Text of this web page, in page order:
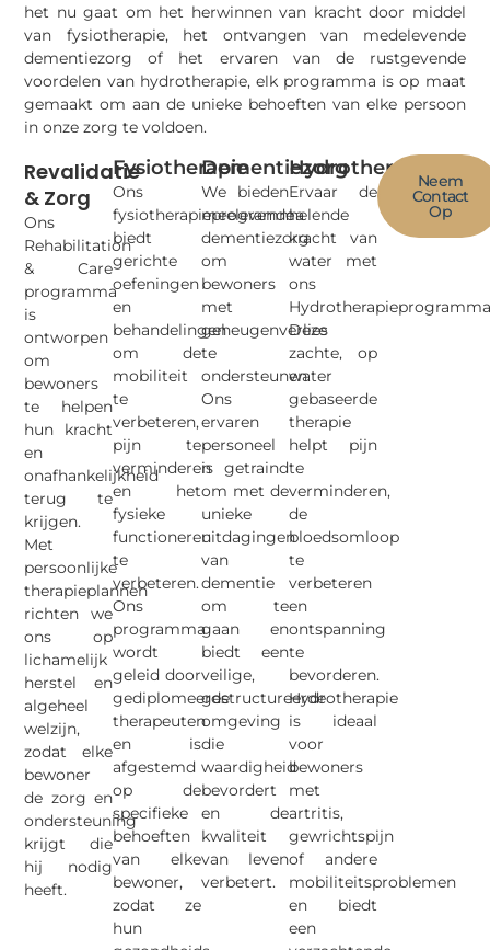
het nu gaat om het herwinnen van kracht door middel
van fysiotherapie, het ontvangen van medelevende
dementiezorg of het ervaren van de rustgevende
voordelen van hydrotherapie, elk programma is op maat
gemaakt om aan de unieke behoeften van elke persoon
in onze zorg te voldoen.
Revalidatie
& Zorg
Ons
Rehabilitation
& Care
programma
is
ontworpen
om
bewoners
te helpen
hun kracht
en
onafhankelijkheid
terug te
krijgen.
Met
persoonlijke
therapieplannen
richten we
ons op
lichamelijk
herstel en
algeheel
welzijn,
zodat elke
bewoner
de zorg en
ondersteuning
krijgt die
hij nodig
heeft.
Fysiotherapie
Ons
fysiotherapieprogramma
biedt
gerichte
oefeningen
en
behandelingen
om de
mobiliteit
te
verbeteren,
pijn te
verminderen
en het
fysieke
functioneren
te
verbeteren.
Ons
programma
wordt
geleid door
gediplomeerde
therapeuten
en is
afgestemd
op de
specifieke
behoeften
van elke
bewoner,
zodat ze
hun
Dementiezorg
We bieden
meelevende
dementiezorg
om
bewoners
met
geheugenverlies
te
ondersteunen.
Ons
ervaren
personeel
is getraind
om met de
unieke
uitdagingen
van
dementie
om te
gaan en
biedt een
veilige,
gestructureerde
omgeving
die
waardigheid
bevordert
en de
kwaliteit
van leven
verbetert.
Hydrotherapie
Ervaar de
helende
kracht van
water met
ons
Deze
zachte, op
water
gebaseerde
therapie
helpt pijn
te
verminderen,
de
bloedsomloop
te
verbeteren
en
ontspanning
te
bevorderen.
Hydrotherapie
is ideaal
voor
bewoners
met
artritis,
gewrichtspijn
of andere
mobiliteitsproblemen
en biedt
een
Neem
Contact
Op